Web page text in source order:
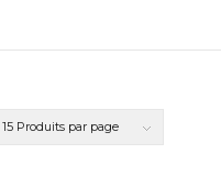
15 Produits par page